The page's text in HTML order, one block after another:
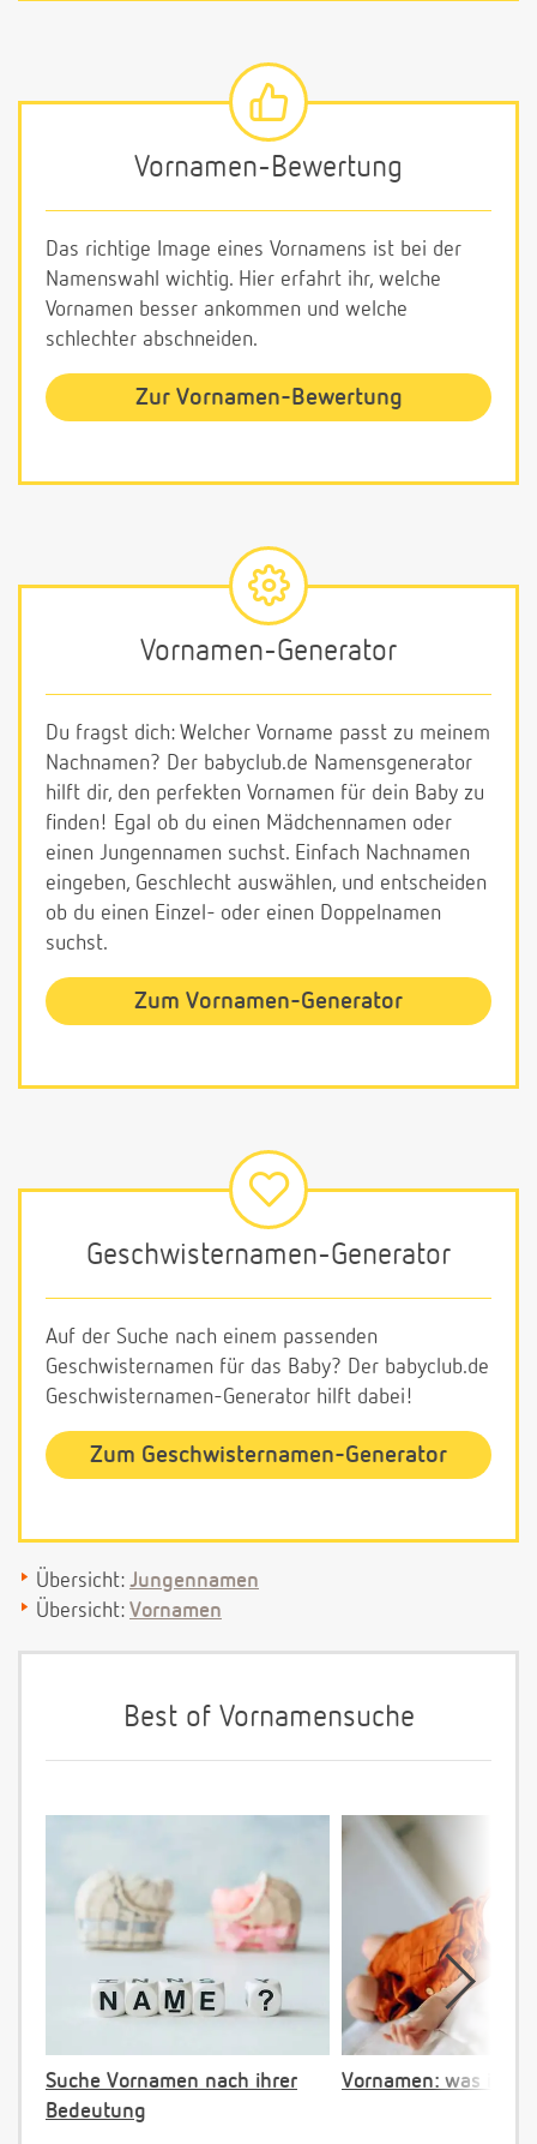
Vornamen-Bewertung
Das richtige Image eines Vornamens ist bei der
Namenswahl wichtig. Hier erfahrt ihr, welche
Vornamen besser ankommen und welche
schlechter abschneiden.
Zur Vornamen-Bewertung
Vornamen-Generator
Du fragst dich: Welcher Vorname passt zu meinem
Nachnamen? Der babyclub.de Namensgenerator
hilft dir, den perfekten Vornamen für dein Baby zu
finden! Egal ob du einen Mädchennamen oder
einen Jungennamen suchst. Einfach Nachnamen
eingeben, Geschlecht auswählen, und entscheiden
ob du einen Einzel- oder einen Doppelnamen
suchst.
Zum Vornamen-Generator
Geschwisternamen-Generator
Auf der Suche nach einem passenden
Geschwisternamen für das Baby? Der babyclub.de
Geschwisternamen-Generator hilft dabei!
Zum Geschwisternamen-Generator
Übersicht: Jungennamen
Übersicht: Vornamen
Best of Vornamensuche
Suche Vornamen nach ihrer
Bedeutung
Vornamen: was ist